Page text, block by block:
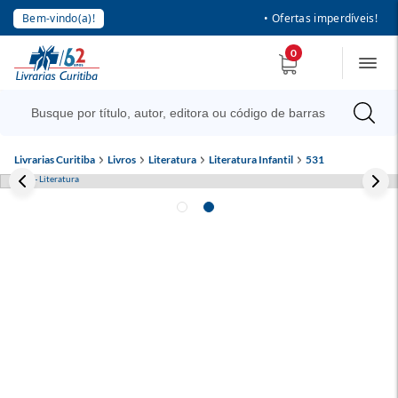
Bem-vindo(a)! • Ofertas imperdíveis!
0
Livrarias Curitiba Livros Literatura Literatura Infantil 531